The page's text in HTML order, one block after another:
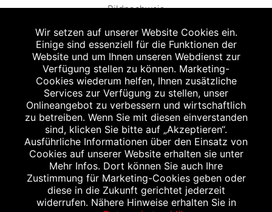
Bildnachweis
Abgabe in haushaltsüblichen Mengen, solange der Vorrat reicht. Für Druck-
und Satzfehler keine Haftung.
Zu Risiken und Nebenwirkungen lesen Sie die Packungsbeilage und fragen
Sie Ihren Arzt oder Apotheker.
Angabe nach der deutschen Arzneimitteltaxe Apothekenerstattungspreis
(AEP). Der AEP ist keine unverbindliche Preisempfehlung der Hersteller. Der
AEP ist ein von den Apotheken in Ansatz gebrachter Preis für rezeptfreie
Arzneimittel. Er entspricht in der Höhe dem für Apotheken verbindlichen
Abgabepreis, zu dem eine Apotheke in bestimmten Fällen (z.B. bei Kindern
unter 12 Jahren) das Produkt mit der gesetzlichen Krankenversicherung
abrechnet. Der AEP ist der allgemeine Erstattungspreis im Falle einer
Kostenübernahme durch die gesetzlichen Krankenkassen, vor Abzug eines
Zwangsrabattes (zur Zeit 5%) nach §130 Abs. 1 SGB V.
Wir setzen auf unserer Website Cookies ein.
Einige sind essenziell für die Funktionen der
Website und um Ihnen unseren Webdienst zur
Verfügung stellen zu können. Marketing-
Cookies wiederum helfen, Ihnen zusätzliche
Services zur Verfügung zu stellen, unser
Onlineangebot zu verbessern und wirtschaftlich
zu betreiben. Wenn Sie mit diesen einverstanden
sind, klicken Sie bitte auf „Akzeptieren“.
Ausführliche Informationen über den Einsatz von
Cookies auf unserer Website erhalten sie unter
Mehr Infos. Dort können Sie auch Ihre
Zustimmung für Marketing-Cookies geben oder
diese in die Zukunft gerichtet jederzeit
widerrufen. Nähere Hinweise erhalten Sie in